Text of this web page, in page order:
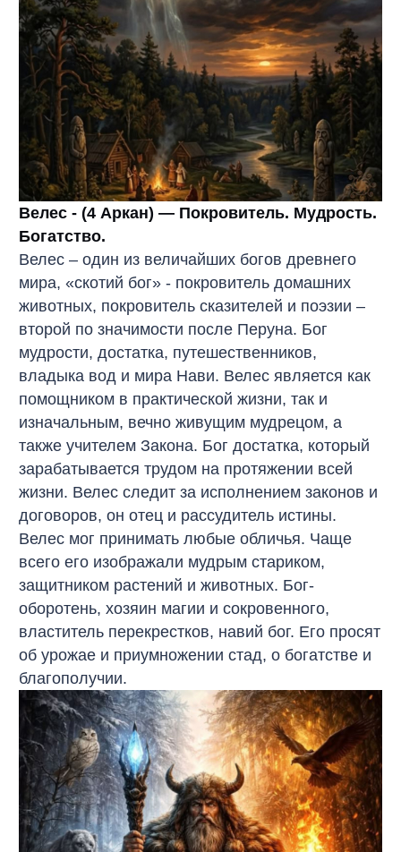
Велес - (4 Аркан) — Покровитель. Мудрость.
Богатство.
Велес – один из величайших богов древнего
мира, «скотий бог» - покровитель домашних
животных, покровитель сказителей и поэзии –
второй по значимости после Перуна. Бог
мудрости, достатка, путешественников,
владыка вод и мира Нави. Велес является как
помощником в практической жизни, так и
изначальным, вечно живущим мудрецом, а
также учителем Закона. Бог достатка, который
зарабатывается трудом на протяжении всей
жизни. Велес следит за исполнением законов и
договоров, он отец и рассудитель истины.
Велес мог принимать любые обличья. Чаще
всего его изображали мудрым стариком,
защитником растений и животных. Бог-
оборотень, хозяин магии и сокровенного,
властитель перекрестков, навий бог. Его просят
об урожае и приумножении стад, о богатстве и
благополучии.